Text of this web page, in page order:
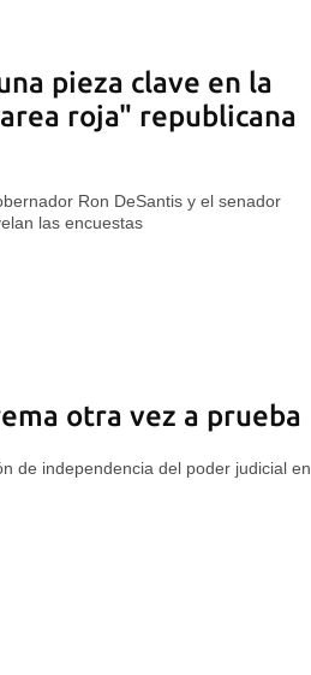
pieza clave en la
roja" republicana
Ron DeSantis y el senador
las encuestas
otra vez a prueba
de independencia del poder judicial en